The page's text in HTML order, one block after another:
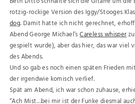
rotzig-rockige Version des Iggy/Stooges
dog. Damit hatte ich nicht gerechnet,
Abend George Michael’sCareless whisper
gespielt wurde), aber das hier, das war viel
des Abends.
Und so gab es noch einen späten Frieden
der irgendwie komisch verlief.
Spät am Abend, ich war schon zuhause,
“Ach Mist…bei mir ist der Funke diesmal